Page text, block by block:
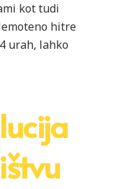
kot tudi
hitre
urah, lahko